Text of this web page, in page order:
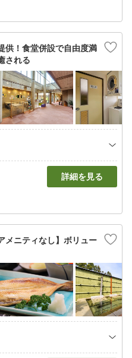
供！食堂併設で自由度満
される
詳細を見る
ニティなし】ボリュー